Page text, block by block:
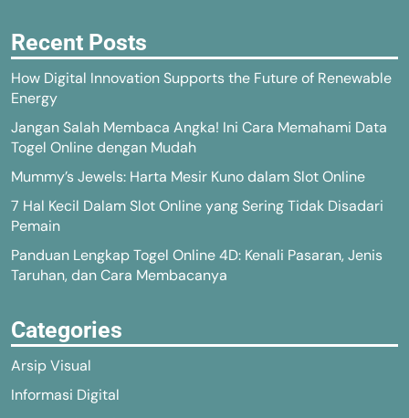
Recent Posts
How Digital Innovation Supports the Future of Renewable
Energy
Jangan Salah Membaca Angka! Ini Cara Memahami Data
Togel Online dengan Mudah
Mummy’s Jewels: Harta Mesir Kuno dalam Slot Online
7 Hal Kecil Dalam Slot Online yang Sering Tidak Disadari
Pemain
Panduan Lengkap Togel Online 4D: Kenali Pasaran, Jenis
Taruhan, dan Cara Membacanya
Categories
Arsip Visual
Informasi Digital